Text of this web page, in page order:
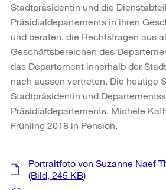
Stadtpräsidentin und die
Präsidialdepartements in ihren
und beraten, die Rechtsfragen aus
Geschäftsbereichen des
das Departement innerhalb der
nach aussen vertreten. Die heutige
Stadtpräsidentin und
Präsidialdepartements, Michèle
Frühling 2018 in Pension.
Weitere
Informationen
Portraitfoto von Suzanne Naef
(Bild, 245 KB)